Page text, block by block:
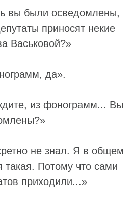
вы были осведомлены,
приносят некие
Васьковой?»
да».
из фонограмм... Вы
не знал. Я в общем
такая. Потому что сами
приходили...»